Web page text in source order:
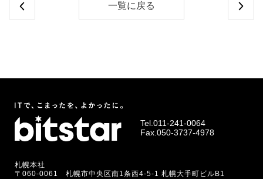
一覧に戻る
Tel. 011-241-0064
Fax.050-3737-4978
札幌本社
〒060-0061 札幌市中央区南1条西4-5-1 札幌大手町ビルB1